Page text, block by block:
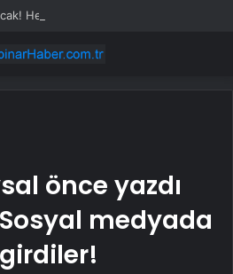
önce yazdı
medyada